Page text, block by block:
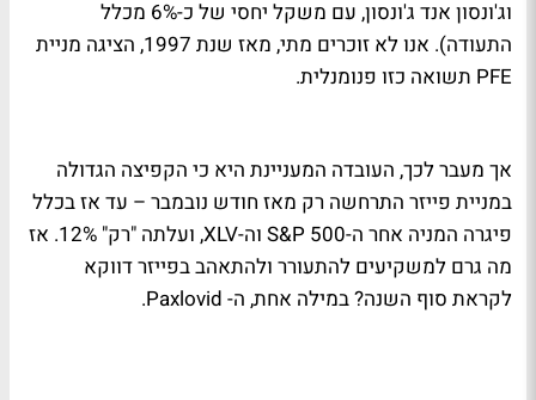
וג'ונסון אנד ג'ונסון, עם משקל יחסי של כ-6% מכלל
התעודה). אנו לא זוכרים מתי, מאז שנת 1997, הציגה מניית
PFE תשואה כזו פנומנלית.
אך מעבר לכך, העובדה המעניינת היא כי הקפיצה הגדולה
במניית פייזר התרחשה רק מאז חודש נובמבר – עד אז בכלל
פיגרה המניה אחר ה-S&P 500 וה-XLV, ועלתה "רק" 12%. אז
מה גרם למשקיעים להתעורר ולהתאהב בפייזר דווקא
לקראת סוף השנה? במילה אחת, ה- Paxlovid.